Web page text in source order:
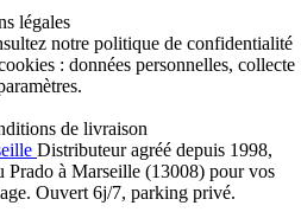
légales
notre politique de confidentialité
: données personnelles, collecte
de livraison
Distributeur agréé depuis 1998,
Prado à Marseille (13008) pour vos
Ouvert 6j/7, parking privé.